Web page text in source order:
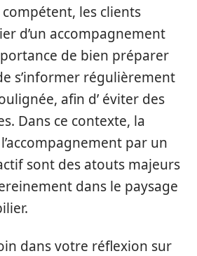
les clients
d’un accompagnement
de bien préparer
s’informer régulièrement
afin d’ éviter des
Dans ce contexte, la
par un
sont des atouts majeurs
dans le paysage
dans votre réflexion sur